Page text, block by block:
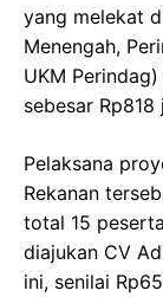
yang melekat
Menengah,
UKM
sebesar Rp818
Pelaksana
Rekanan
total 15
diajukan CV
ini, senilai